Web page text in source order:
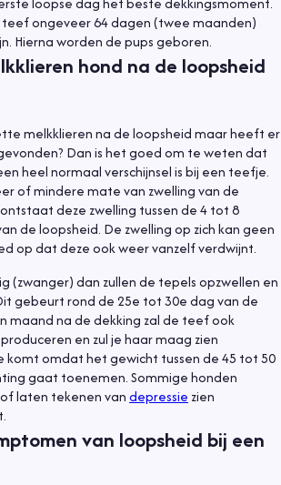
teef ongeveer 64 dagen (twee maanden)
Hierna worden de pups geboren.
hond na de loopsheid
melkklieren na de loopsheid maar heeft er
Dan is het goed om te weten dat
heel normaal verschijnsel is bij een teefje.
of mindere mate van zwelling van de
deze zwelling tussen de 4 tot 8
de loopsheid. De zwelling op zich kan geen
op dat deze ook weer vanzelf verdwijnt.
(zwanger) dan zullen de tepels opzwellen en
gebeurt rond de 25e tot 30e dag van de
maand na de dekking zal de teef ook
en zul je haar maag zien
komt omdat het gewicht tussen de 45 tot 50
gaat toenemen. Sommige honden
laten tekenen vandepressie zien
van loopsheid bij een